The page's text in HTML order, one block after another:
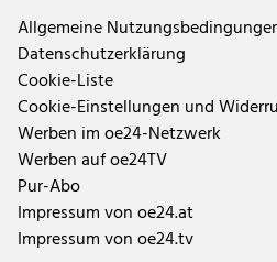
Allgemeine
Datenschutzerklärung
Cookie-Liste
Cookie-Einstellungen und
Werben im oe24-Netzwerk
Werben auf oe24TV
Pur-Abo
Impressum von oe24.at
Impressum von oe24.tv